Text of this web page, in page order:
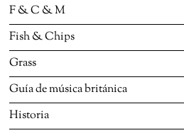
F & C & M
Fish & Chips
Grass
Guía de música británica
Historia